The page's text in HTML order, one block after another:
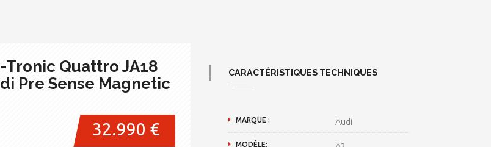
Tronic Quattro JA18
Pre Sense Magnetic
32.990 €
CARACTÉRISTIQUES TECHNIQUES
MARQUE : Audi
MODÈLE: